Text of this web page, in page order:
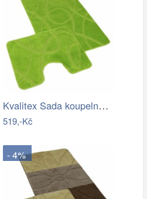
Kvalitex Sada koupelnových předložek…
519,-Kč
- 4%